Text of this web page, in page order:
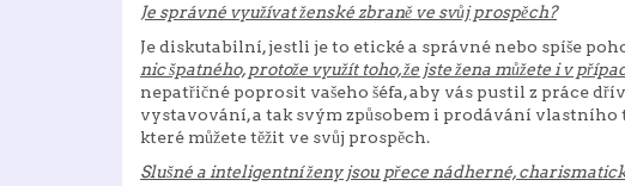
Je správné využívat ženské zbraně ve svůj prospěch?
Je diskutabilní, jestli je to etické a správné nebo spíše
nic špatného, protože využít toho, že jste žena můžete i v
nepatřičné poprosit vašeho šéfa, aby vás pustil z práce
vystavování, a tak svým způsobem i prodávání vlastního
které můžete těžit ve svůj prospěch.
Slušné a inteligentní ženy jsou přece nádherné,